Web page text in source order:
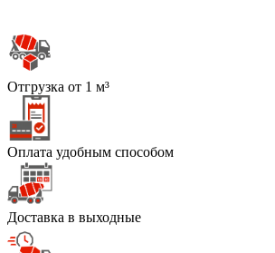
Отгрузка от 1 м³
Оплата удобным способом
Доставка в выходные